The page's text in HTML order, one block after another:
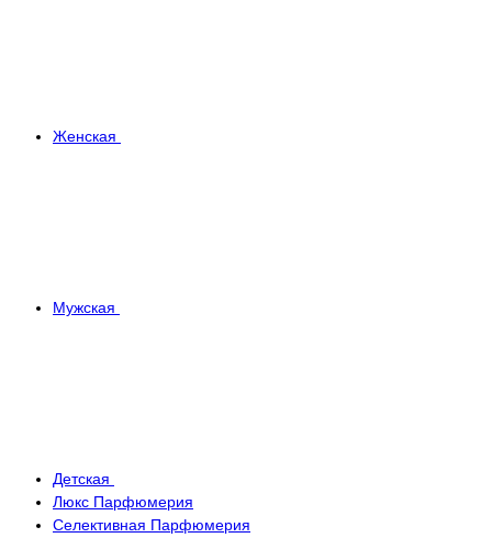
Женская
Мужская
Детская
Люкс Парфюмерия
Селективная Парфюмерия